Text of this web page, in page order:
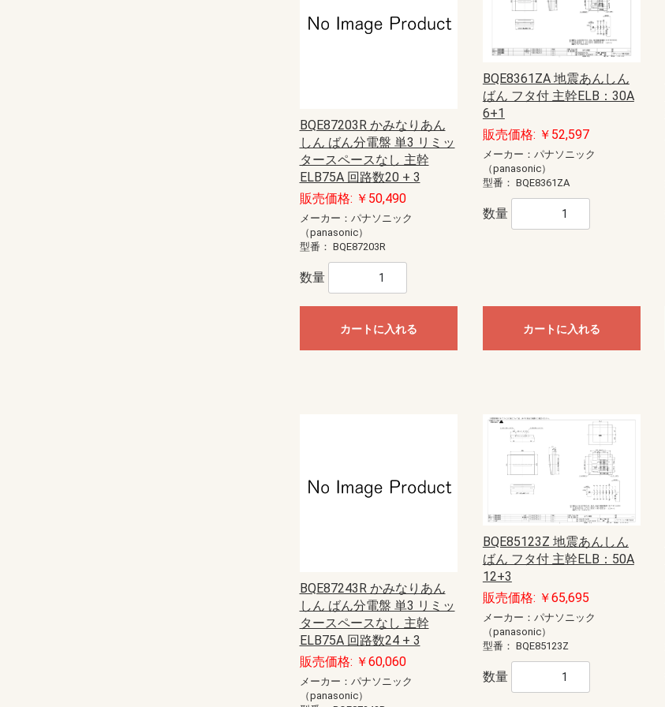
BQE87203R かみなりあん
しん ばん分電盤 単3 リミッ
タースペースなし 主幹
ELB75A 回路数20 + 3
販売価格: ￥50,490
メーカー：パナソニック
（panasonic）
型番： BQE87203R
数量
カートに入れる
BQE8361ZA 地震あんしん
ばん フタ付 主幹ELB：30A
6+1
販売価格: ￥52,597
メーカー：パナソニック
（panasonic）
型番： BQE8361ZA
数量
カートに入れる
BQE87243R かみなりあん
しん ばん分電盤 単3 リミッ
タースペースなし 主幹
ELB75A 回路数24 + 3
販売価格: ￥60,060
メーカー：パナソニック
（panasonic）
BQE85123Z 地震あんしん
ばん フタ付 主幹ELB：50A
12+3
販売価格: ￥65,695
メーカー：パナソニック
（panasonic）
型番： BQE85123Z
数量